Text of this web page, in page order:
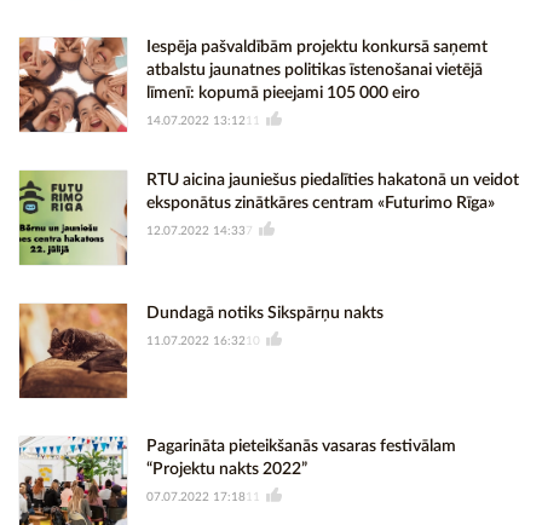
Iespēja pašvaldībām projektu konkursā saņemt
atbalstu jaunatnes politikas īstenošanai vietējā
līmenī: kopumā pieejami 105 000 eiro
14.07.2022 13:12 11
RTU aicina jauniešus piedalīties hakatonā un veidot
eksponātus zinātkāres centram «Futurimo Rīga»
12.07.2022 14:33 7
Dundagā notiks Sikspārņu nakts
11.07.2022 16:32 10
Pagarināta pieteikšanās vasaras festivālam
“Projektu nakts 2022”
07.07.2022 17:18 11